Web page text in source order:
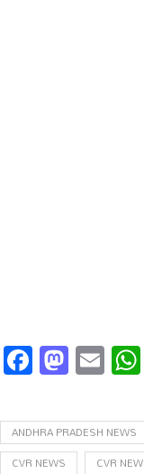
ANDHRA PRADESH NEWS
CVR NEWS
CVR